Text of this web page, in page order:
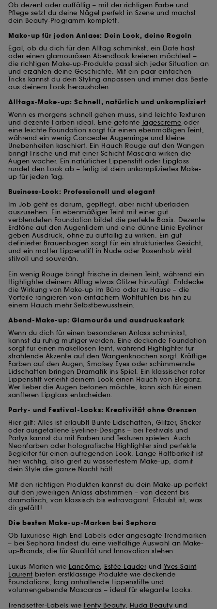
Ob dezent oder auffällig – mit der richtigen Farbe und
Pflege setzt du deine Nägel perfekt in Szene und machst
dein Beauty-Programm komplett.
Make-up für jeden Anlass: Dein Look, deine Regeln
Egal, ob du dich für den Alltag schminkst, ein Date hast
oder einen glamourösen Abendlook kreieren möchtest –
die richtigen Make-up-Produkte passt sich jeder Situation an
und erzählen deine Geschichte. Mit ein paar einfachen
Tricks kannst du dein Styling anpassen und immer das Beste
aus deinem Look herausholen.
Alltags-Make-up: Schnell, natürlich und unkompliziert
Wenn es morgens schnell gehen muss, sind leichte Texturen
und dezente Farben ideal. Eine getönte Tagescreme oder
eine leichte Foundation sorgt für einen ebenmäßigen Teint,
während ein wenig Concealer Augenringe und kleine
Unebenheiten kaschiert. Ein Hauch Rouge auf den Wangen
bringt Frische und mit einer Schicht Mascara wirken die
Augen wacher. Ein natürlicher Lippenstift oder Lipgloss
rundet den Look ab – fertig ist dein unkompliziertes Make-
up für jeden Tag.
Business-Look: Professionell und elegant
Im Job geht es darum, gepflegt, aber nicht überladen
auszusehen. Ein ebenmäßiger Teint mit einer gut
verblendeten Foundation bildet die perfekte Basis. Dezente
Erdtöne auf den Augenlidern und eine dünne Linie Eyeliner
geben Ausdruck, ohne zu auffällig zu wirken. Ein gut
definierter Brauenbogen sorgt für ein strukturiertes Gesicht,
und ein matter Lippenstift in Nude oder Rosenholz wirkt
stilvoll und souverän.
Ein wenig Rouge bringt Frische in deinen Teint, während ein
Highlighter deinem Alltag etwas Glitzer hinzufügt. Entdecke
die Wirkung von Make-up im Büro oder zu Hause – die
Vorteile rangieren von einfachem Wohlfühlen bis hin zu
einem Hauch mehr Selbstbewusstsein.
Abend-Make-up: Glamourös und ausdrucksstark
Wenn du dich für einen besonderen Anlass schminkst,
kannst du ruhig mutiger werden. Eine deckende Foundation
sorgt für einen makellosen Teint, während Highlighter für
strahlende Akzente auf den Wangenknochen sorgt. Kräftige
Farben auf den Augen, Smokey Eyes oder schimmernde
Lidschatten bringen Dramatik ins Spiel. Ein klassischer roter
Lippenstift verleiht deinem Look einen Hauch von Eleganz.
Wer lieber die Augen betonen möchte, kann sich für einen
sanfteren Lipgloss entscheiden.
Party- und Festival-Looks: Kreativität ohne Grenzen
Hier gilt: Alles ist erlaubt! Bunte Lidschatten, Glitzer, Sticker
oder ausgefallene Eyeliner-Designs – bei Festivals und
Partys kannst du mit Farben und Texturen spielen. Auch
Neonfarben oder holografische Highlighter sind perfekte
Begleiter für einen aufregenden Look. Lange Haltbarkeit ist
hier wichtig, also greif zu wasserfestem Make-up, damit
dein Style die ganze Nacht hält.
Mit den richtigen Produkten kannst du dein Make-up perfekt
auf den jeweiligen Anlass abstimmen – von dezent bis
dramatisch, von klassisch bis extravagant. Erlaubt ist, was
dir gefällt!
Die besten Make-up-Marken bei Sephora
Ob luxuriöse High-End-Labels oder angesagte Trendmarken
– bei Sephora findest du eine vielfältige Auswahl an Make-
up-Brands, die für Qualität und Innovation stehen.
Luxus-Marken wie Lancôme, Estée Lauder und Yves Saint
Laurent bieten erstklassige Produkte wie deckende
Foundations, lang anhaltende Lippenstifte und
volumengebende Mascaras – ideal für elegante Looks.
Trendsetter-Labels wie Fenty Beauty, Huda Beauty und